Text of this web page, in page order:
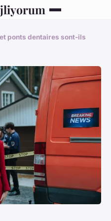
ponts dentaires sont-ils